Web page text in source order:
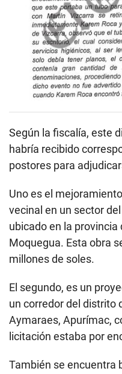
Según la fiscalía, este
habría recibido
postores para
Uno es el
vecinal en un sector
ubicado en la
Moquegua. Esta obra
millones de soles.
El segundo, es un
un corredor del distrito
Aymaraes, Apurímac,
licitación estaba por
También se encuentra